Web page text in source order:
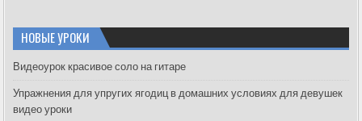
h
f
r
:
НОВЫЕ УРОКИ
Видеоурок красивое соло на гитаре
Упражнения для упругих ягодиц в домашних условиях для девушек
видео уроки